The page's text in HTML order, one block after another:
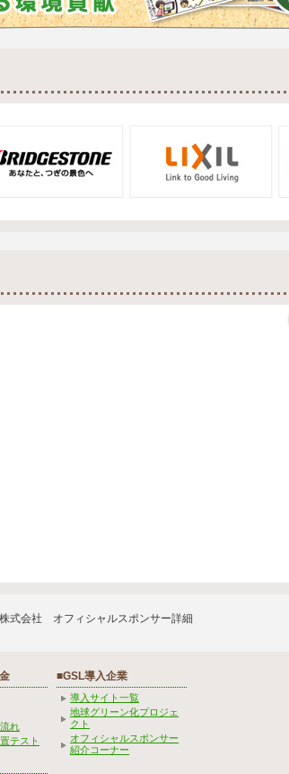
式会社 オフィシャルスポンサー詳細
れ
テスト
■GSL導入企業
導入サイト一覧
地球グリーン化プロジェ
クト
オフィシャルスポンサー
紹介コーナー